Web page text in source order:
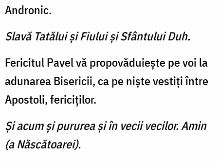
Andronic.
Slavă Tatălui şi Fiului şi Sfântului Duh.
Fericitul Pavel vă propovăduieşte pe voi la
adunarea Bisericii, ca pe nişte vestiţi între
Apostoli, fericiţilor.
Şi acum şi pururea şi în vecii vecilor. Amin
(a Născătoarei).